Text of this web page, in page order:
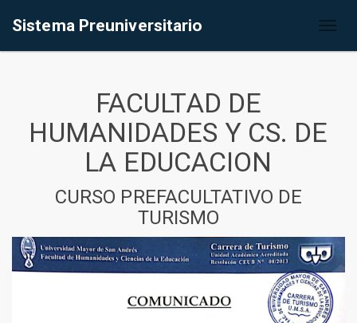
Sistema Preuniversitario
FACULTAD DE
HUMANIDADES Y CS. DE
LA EDUCACION
CURSO PREFACULTATIVO DE
TURISMO